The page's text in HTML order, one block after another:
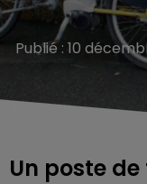
Publié : 10
Un poste